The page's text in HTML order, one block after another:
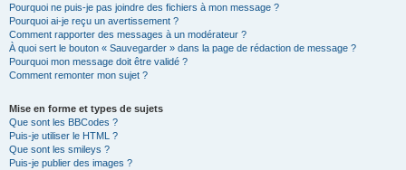
Pourquoi ne puis-je pas joindre des fichiers à mon message ?
Pourquoi ai-je reçu un avertissement ?
Comment rapporter des messages à un modérateur ?
À quoi sert le bouton « Sauvegarder » dans la page de rédaction de message ?
Pourquoi mon message doit être validé ?
Comment remonter mon sujet ?
Mise en forme et types de sujets
Que sont les BBCodes ?
Puis-je utiliser le HTML ?
Que sont les smileys ?
Puis-je publier des images ?